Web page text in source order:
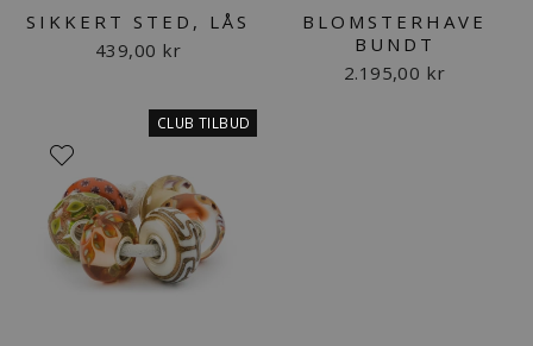
SIKKERT STED, LÅS
439,00 kr
BLOMSTERHAVE
BUNDT
2.195,00 kr
CLUB TILBUD